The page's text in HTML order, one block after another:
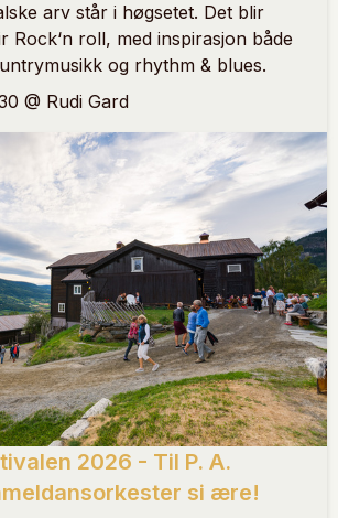
arv står i høgsetet. Det blir
Rock‘n roll, med inspirasjon både
og rhythm & blues.
@ Rudi Gard
2026 - Til P. A.
si ære!